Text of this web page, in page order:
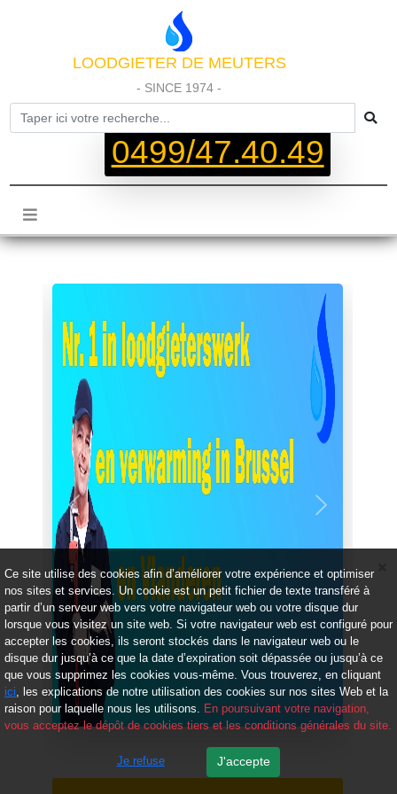
LOODGIETER DE MEUTERS
- SINCE 1974 -
0499/47.40.49
Précédent Suivant
Ce site utilise des cookies afin d’améliorer votre expérience et optimiser
nos sites et services. Un cookie est un petit fichier de texte transféré à
partir d’un serveur web vers votre navigateur web ou votre disque dur
lorsque vous visitez un site web. Si votre navigateur web est configuré pour
accepter les cookies, ils seront stockés dans le navigateur web ou le
disque dur jusqu’à ce que la date d’expiration soit dépassée ou jusqu’à ce
que vous supprimez les cookies vous-même. Vous trouverez, en cliquant
ici, les explications de notre utilisation des cookies sur nos sites Web et la
raison pour laquelle nous les utilisons. En poursuivant votre navigation,
vous acceptez le dépôt de cookies tiers et les conditions générales du site.
Je refuse J'accepte